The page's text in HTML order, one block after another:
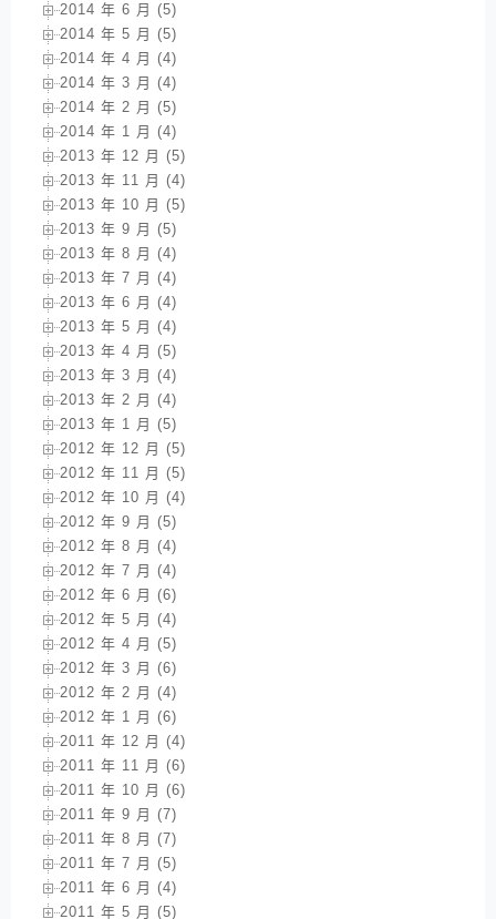
2014 年 6 月 (5)
2014 年 5 月 (5)
2014 年 4 月 (4)
2014 年 3 月 (4)
2014 年 2 月 (5)
2014 年 1 月 (4)
2013 年 12 月 (5)
2013 年 11 月 (4)
2013 年 10 月 (5)
2013 年 9 月 (5)
2013 年 8 月 (4)
2013 年 7 月 (4)
2013 年 6 月 (4)
2013 年 5 月 (4)
2013 年 4 月 (5)
2013 年 3 月 (4)
2013 年 2 月 (4)
2013 年 1 月 (5)
2012 年 12 月 (5)
2012 年 11 月 (5)
2012 年 10 月 (4)
2012 年 9 月 (5)
2012 年 8 月 (4)
2012 年 7 月 (4)
2012 年 6 月 (6)
2012 年 5 月 (4)
2012 年 4 月 (5)
2012 年 3 月 (6)
2012 年 2 月 (4)
2012 年 1 月 (6)
2011 年 12 月 (4)
2011 年 11 月 (6)
2011 年 10 月 (6)
2011 年 9 月 (7)
2011 年 8 月 (7)
2011 年 7 月 (5)
2011 年 6 月 (4)
2011 年 5 月 (5)